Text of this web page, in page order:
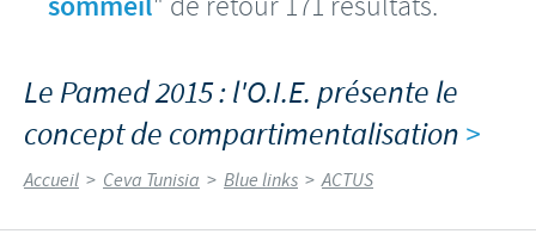
Le Pamed 2015 : l'O.I.E. présente le
concept de compartimentalisation >
Accueil > Ceva Tunisia > Blue links > ACTUS